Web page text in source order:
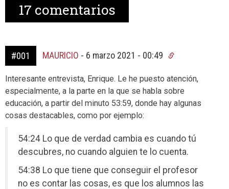
17 comentarios
#001 MAURICIO - 6 marzo 2021 - 00:49
Interesante entrevista, Enrique. Le he puesto atención,
especialmente, a la parte en la que se habla sobre
educación, a partir del minuto 53:59, donde hay algunas
cosas destacables, como por ejemplo:
54:24 Lo que de verdad cambia es cuando tú
descubres, no cuando alguien te lo cuenta.
54:38 Lo que tiene que conseguir el profesor
no es contar las cosas, es que los alumnos las